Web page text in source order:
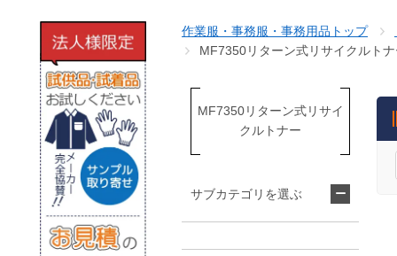
作業服・事務服・事務用品トップ
MF7350リターン式リサイクルト
MF7350リターン式リサイ
クルトナー
サブカテゴリを選ぶ